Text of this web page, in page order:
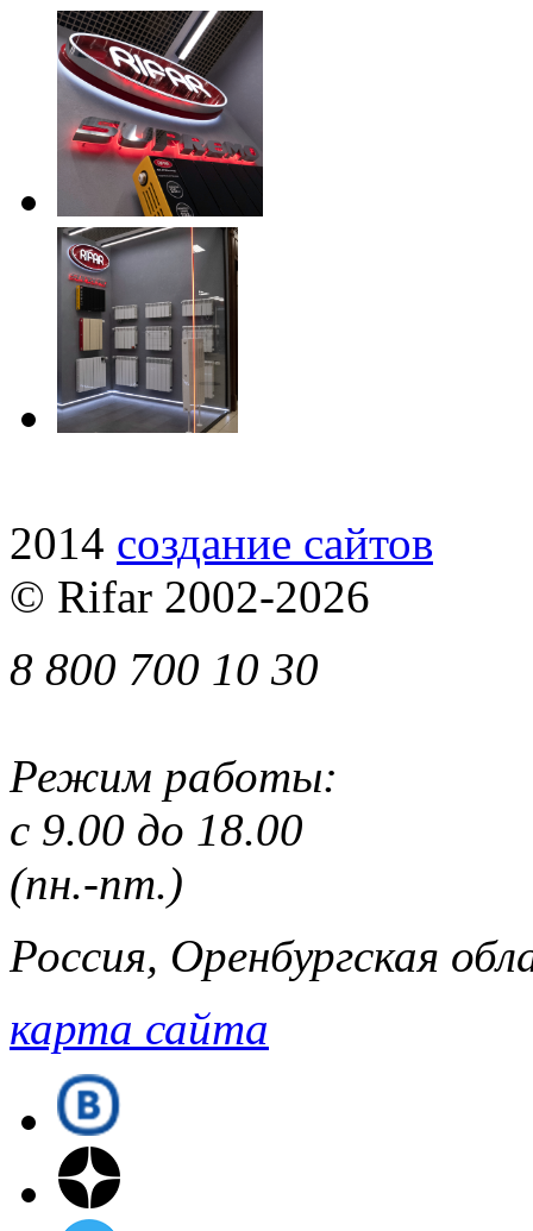
2014 cоздание сайтов
© Rifar 2002-2026
8 800 700 10 30
Режим работы:
с 9.00 до 18.00
(пн.-пт.)
Россия, Оренбургская
карта сайта